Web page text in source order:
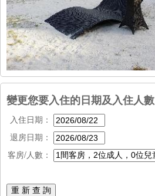
變更您要入住的日期及入住人數
入住日期：
退房日期：
客房/人數：
重 新 查 詢